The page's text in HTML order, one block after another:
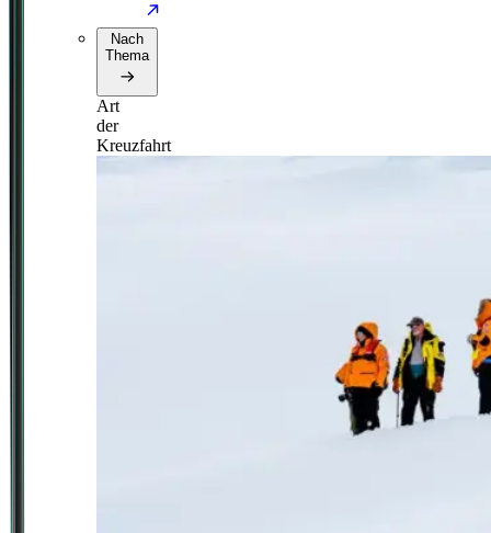
Nach
Thema
Art
der
Kreuzfahrt